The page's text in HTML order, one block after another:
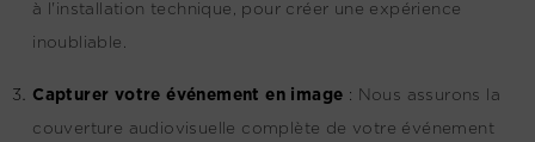
à l'installation technique, pour créer une expérience
inoubliable.
Capturer votre événement en image : Nous assurons la
couverture audiovisuelle complète de votre événement